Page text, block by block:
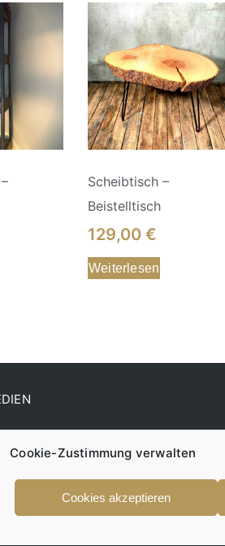
Cookie-Zustimmung verwalten
Cookies akzeptieren
Scheibtisch –
Beistelltisch
129,00€
Weiterlesen